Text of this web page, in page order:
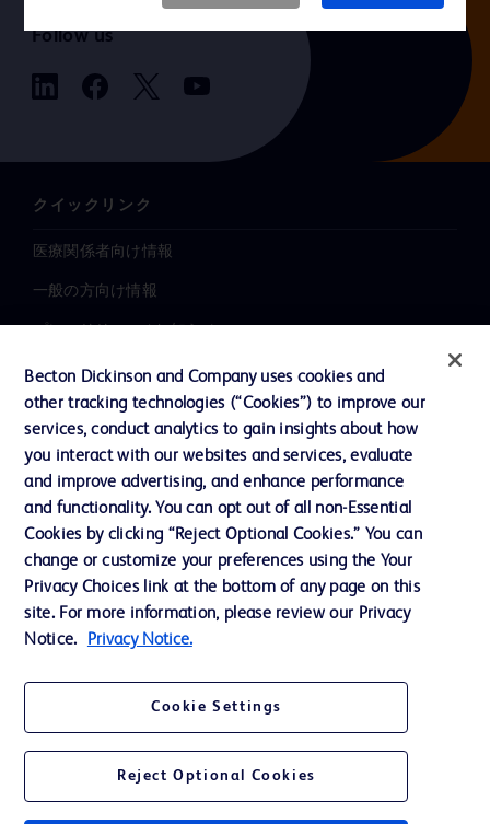
Follow us
クイックリンク
医療関係者向け情報
一般の方向け情報
プレスリリース / お知らせ
インクルージョン、ダイバー
シティ ＆ エクイティ
投資家向け情報（英語）
会社案内
お問い合わせ
Cookie Preferences
プライバシーポリシー
© 2026 BD. All rights reserved. BD and the BD Logo are trademarks of
Becton Dickinson and Company uses cookies and
other tracking technologies (“Cookies”) to improve our
services, conduct analytics to gain insights about how
you interact with our websites and services, evaluate
and improve advertising, and enhance performance
and functionality. You can opt out of all non-Essential
Cookies by clicking “Reject Optional Cookies.” You can
change or customize your preferences using the Your
Privacy Choices link at the bottom of any page on this
site. For more information, please review our Privacy
Notice.
Privacy Notice.
Cookie Settings
Reject Optional Cookies